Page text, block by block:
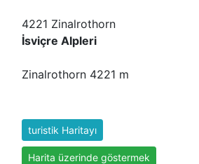
4221 Zinalrothorn
İsviçre Alpleri
Zinalrothorn 4221 m
turistik Haritayı
Harita üzerinde göstermek